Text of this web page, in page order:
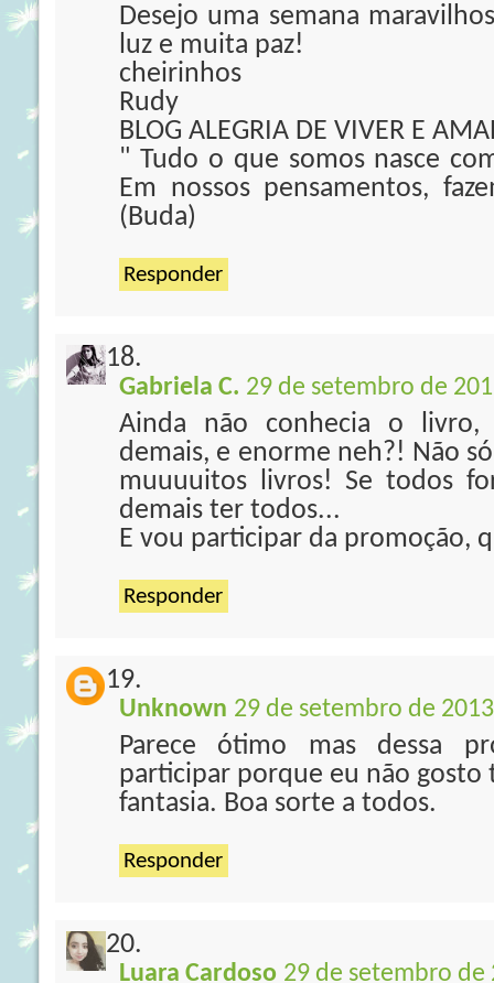
Desejo uma semana
luz e muita paz!
cheirinhos
Rudy
BLOG ALEGRIA DE VIVER E
" Tudo o que somos nasce
Em nossos pensamentos,
(Buda)
Responder
Gabriela C. 29 de setembro de
Ainda não conhecia o
demais, e enorme neh?! Não
muuuuitos livros! Se todos
demais ter todos...
E vou participar da promoção,
Responder
Unknown 29 de setembro de
Parece ótimo mas dessa
participar porque eu não gosto
fantasia. Boa sorte a todos.
Responder
Luara Cardoso 29 de setembro de